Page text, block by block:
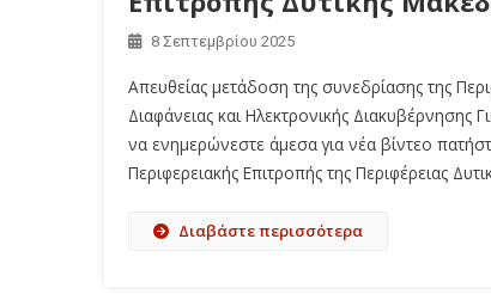
8 Σεπτεμβρίου 2025
Απευθείας μετάδοση της συνεδρίασης της
Διαφάνειας και Ηλεκτρονικής Διακυβέρνησης
να ενημερώνεστε άμεσα για νέα βίντεο
Περιφερειακής Επιτροπής της Περιφέρειας
Διαβάστε περισσότερα